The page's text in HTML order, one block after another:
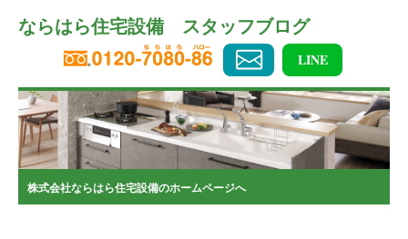
ン
テ
へ
ス
キ
ッ
プ
ならはら住宅設備 スタッフブログ
LINE
株式会社ならはら住宅設備のホームページへ